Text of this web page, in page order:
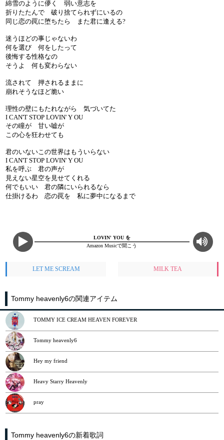
綿雪のように儚く 弱い意志を
折りたたんで 破り捨てられずにいるの
同じ恋の罠に堕ちたら また君に逢える?
迷うほどの事じゃないわ
何を選び 何をしたって
後悔する性格なの
そうよ 何も変わらない
流されて 押されるままに
崩れそうなほど脆い
理性の壁にもたれながら 気づいてた
I CAN'T STOP LOVIN' Y OU
その瞳が 甘い嘘が
この心を狂わせても
君のいないこの世界はもういらない
I CAN'T STOP LOVIN' Y OU
私を呼ぶ 君の声が
見えない星空を見せてくれる
何でもいい 君の隣にいられるなら
仕掛けるわ 恋の罠を 私に夢中になるまで
LOVIN' YOU を
Amazon Musicで聞こう
LET ME SCREAM MILK TEA
Tommy heavenly6の関連アイテム
TOMMY ICE CREAM HEAVEN FOREVER
Tommy heavenly6
Hey my friend
Heavy Starry Heavenly
pray
Tommy heavenly6の新着歌詞